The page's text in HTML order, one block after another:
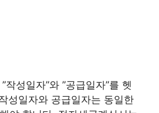
성일자”와 ”공급일자”를 헷
성일자와 공급일자는 동일한